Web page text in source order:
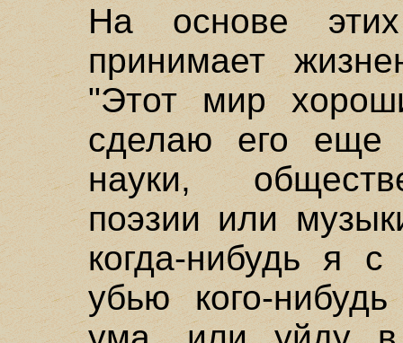
На основе
принимает
"Этот мир
сделаю его
науки,
поэзии или
когда-нибудь я
убью кого-